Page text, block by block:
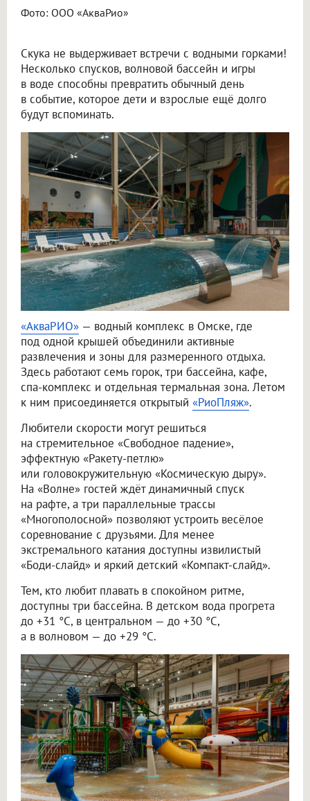
Фото: ООО «АкваРио»
Скука не выдерживает встречи с водными горками!
Несколько спусков, волновой бассейн и игры
в воде способны превратить обычный день
в событие, которое дети и взрослые ещё долго
будут вспоминать.
«АкваРИО» — водный комплекс в Омске, где
под одной крышей объединили активные
развлечения и зоны для размеренного отдыха.
Здесь работают семь горок, три бассейна, кафе,
спа-комплекс и отдельная термальная зона. Летом
к ним присоединяется открытый «РиоПляж».
Любители скорости могут решиться
на стремительное «Свободное падение»,
эффектную «Ракету-петлю»
или головокружительную «Космическую дыру».
На «Волне» гостей ждёт динамичный спуск
на рафте, а три параллельные трассы
«Многополосной» позволяют устроить весёлое
соревнование с друзьями. Для менее
экстремального катания доступны извилистый
«Боди-слайд» и яркий детский «Компакт-слайд».
Тем, кто любит плавать в спокойном ритме,
доступны три бассейна. В детском вода прогрета
до +31 °C, в центральном — до +30 °C,
а в волновом — до +29 °C.